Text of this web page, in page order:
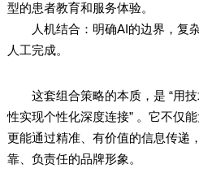
型的患者教育和服务体验。
人机结合：明确AI的边界，复杂
人工完成。
这套组合策略的本质，是 “用技
性实现个性化深度连接” 。它不仅
更能通过精准、有价值的信息传递
靠、负责任的品牌形象。